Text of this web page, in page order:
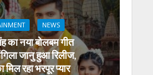
NEWS
का नया बोलबम गीत
जानु हुआ रिलीज,
मिल रहा भरपूर प्यार